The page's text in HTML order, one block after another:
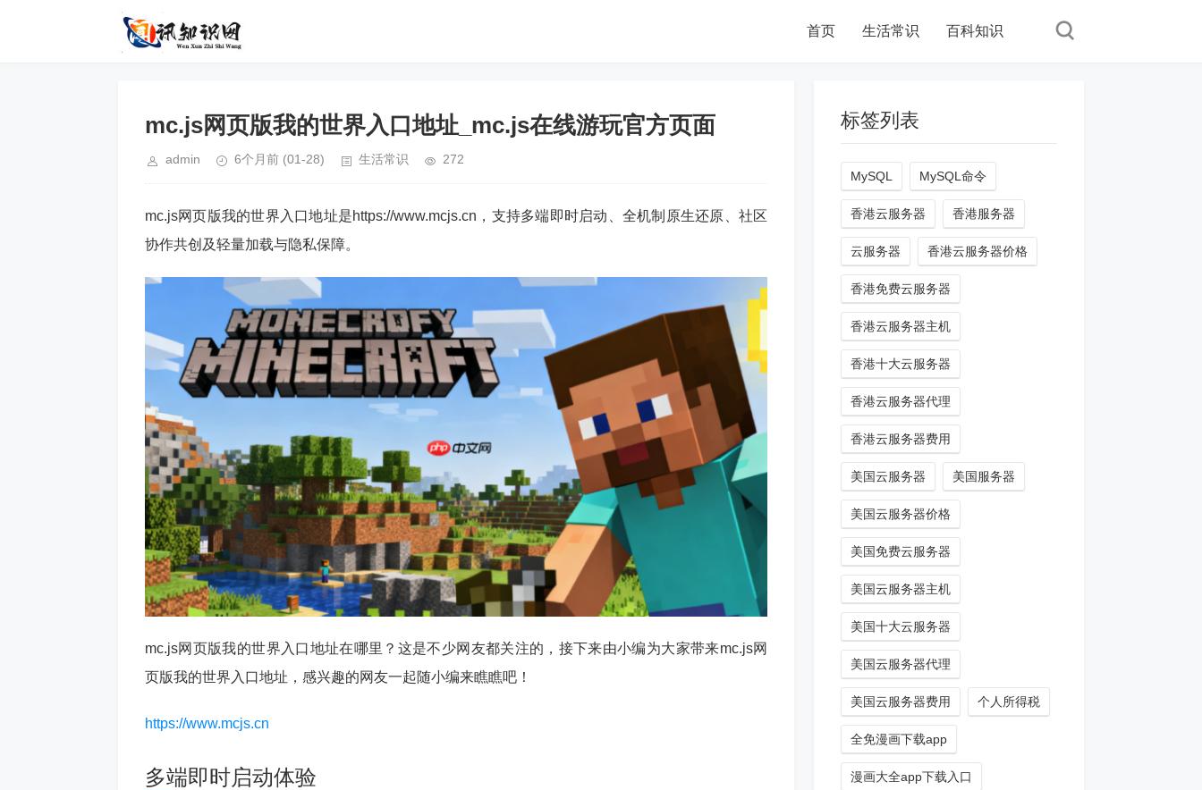
首页 生活常识 百科知识
mc.js网页版我的世界入口地址_mc.js在线游玩官方页面
admin 6个月前 (01-28) 生活常识 272
mc.js网页版我的世界入口地址是https://www.mcjs.cn，支持多端即时启动、全机制原生还原、社区
协作共创及轻量加载与隐私保障。
mc.js网页版我的世界入口地址在哪里？这是不少网友都关注的，接下来由小编为大家带来mc.js网
页版我的世界入口地址，感兴趣的网友一起随小编来瞧瞧吧！
https://www.mcjs.cn
多端即时启动体验
标签列表
MySQL MySQL命令
香港云服务器 香港服务器
云服务器 香港云服务器价格
香港免费云服务器
香港云服务器主机
香港十大云服务器
香港云服务器代理
香港云服务器费用
美国云服务器 美国服务器
美国云服务器价格
美国免费云服务器
美国云服务器主机
美国十大云服务器
美国云服务器代理
美国云服务器费用 个人所得税
全免漫画下载app
漫画大全app下载入口